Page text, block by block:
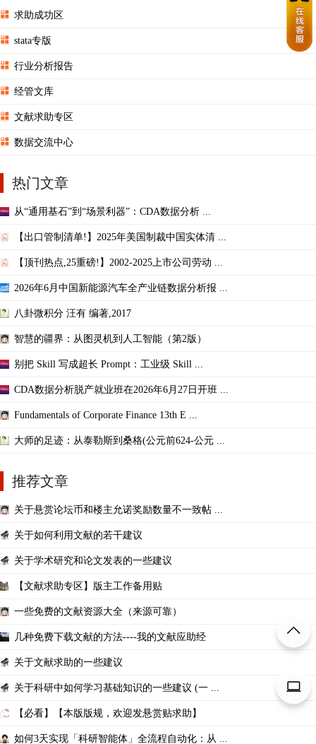
求助成功区
stata专版
行业分析报告
经管文库
文献求助专区
数据交流中心
热门文章
从“通用基石”到“场景利器”：CDA数据分析 ...
【出口管制清单!】2025年美国制裁中国实体清 ...
【顶刊热点,25重磅!】2002-2025上市公司劳动 ...
2026年6月中国新能源汽车全产业链数据分析报 ...
八卦微积分 汪有 编著,2017
智慧的疆界：从图灵机到人工智能（第2版）
别把 Skill 写成超长 Prompt：工业级 Skill ...
CDA数据分析脱产就业班在2026年6月27日开班 ...
Fundamentals of Corporate Finance 13th E ...
大师的足迹：从泰勒斯到桑格(公元前624-公元 ...
推荐文章
关于悬赏论坛币和楼主允诺奖励数量不一致帖 ...
关于如何利用文献的若干建议
关于学术研究和论文发表的一些建议
【文献求助专区】版主工作备用贴
一些免费的文献资源大全（来源可靠）
几种免费下载文献的方法----我的文献应助经
关于文献求助的一些建议
关于科研中如何学习基础知识的一些建议 (一 ...
【必看】【本版版规，欢迎发悬赏贴求助】
如何3天实现「科研智能体」全流程自动化：从 ...